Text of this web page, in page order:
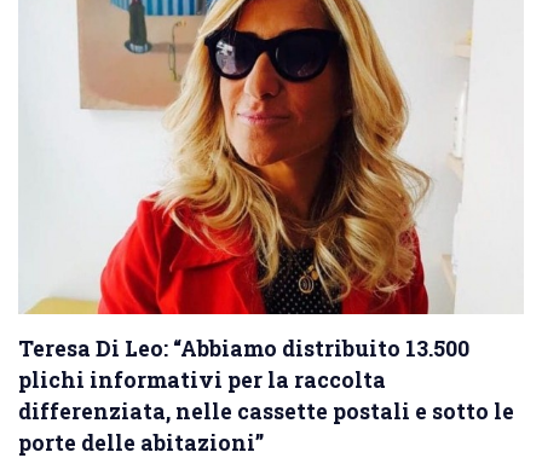
Teresa Di Leo: “Abbiamo distribuito 13.500
plichi informativi per la raccolta
differenziata, nelle cassette postali e sotto le
porte delle abitazioni”